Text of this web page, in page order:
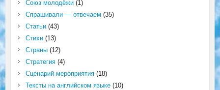
Союз молодёжи(1)
Спрашивали — отвечаем (35)
Статьи(43)
Стихи(13)
Страны(12)
Стратегия(4)
Сценарий мероприятия(18)
Тексты на английском языке(10)